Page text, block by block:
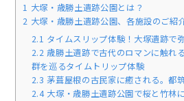
1 大塚・歳勝土遺跡公園とは？
2 大塚・歳勝土遺跡公園、各施設のご紹
2.1 タイムスリップ体験！大塚遺跡で
2.2 歳勝土遺跡で古代のロマンに触れ
群を巡るタイムトリップ体験
2.3 茅葺屋根の古民家に癒される。都
2.4大塚・歳勝土遺跡公園で桜と竹林